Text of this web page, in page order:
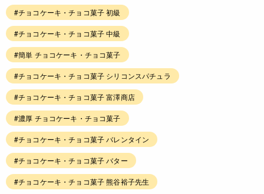
#チョコケーキ・チョコ菓子 初級
#チョコケーキ・チョコ菓子 中級
#簡単 チョコケーキ・チョコ菓子
#チョコケーキ・チョコ菓子 シリコンスパチュラ
#チョコケーキ・チョコ菓子 富澤商店
#濃厚 チョコケーキ・チョコ菓子
#チョコケーキ・チョコ菓子 バレンタイン
#チョコケーキ・チョコ菓子 バター
#チョコケーキ・チョコ菓子 熊谷裕子先生